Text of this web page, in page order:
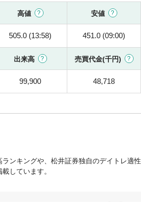
高値 安値
505.0 (13:58) 451.0 (09:00)
出来高 売買代金(千円)
99,900 48,718
ンキングや、松井証券独自のデイトレ適性
しています。